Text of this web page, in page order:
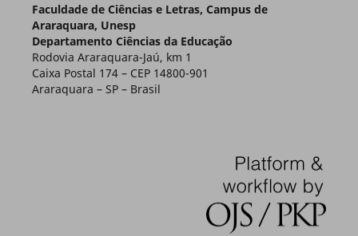
Faculdade de Ciências e Letras, Campus de
Araraquara, Unesp
Departamento Ciências da Educação
Rodovia Araraquara-Jaú, km 1
Caixa Postal 174 – CEP 14800-901
Araraquara – SP – Brasil